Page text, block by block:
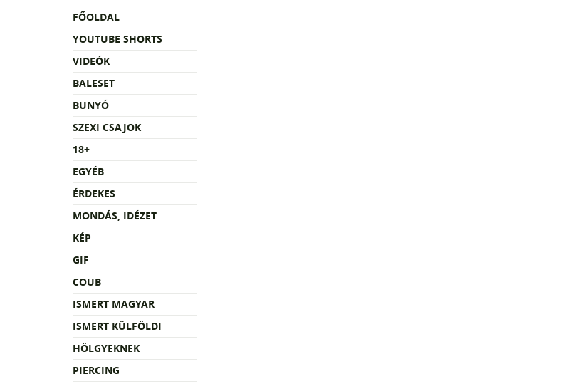
FŐOLDAL
YOUTUBE SHORTS
VIDEÓK
BALESET
BUNYÓ
SZEXI CSAJOK
18+
EGYÉB
ÉRDEKES
MONDÁS, IDÉZET
KÉP
GIF
COUB
ISMERT MAGYAR
ISMERT KÜLFÖLDI
HÖLGYEKNEK
PIERCING